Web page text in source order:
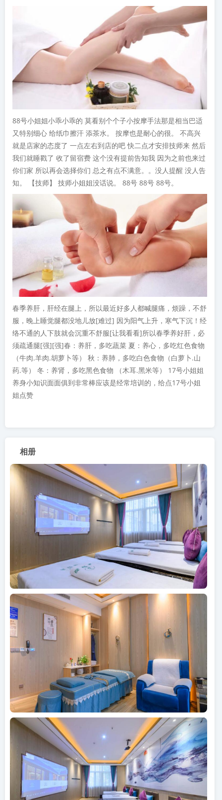
88号小姐姐小乖小乖的 莫看别个个子小按摩手法那是相当巴适
又特别细心 给纸巾擦汗 添茶水。 按摩也是耐心的很。 不高兴
就是店家的态度了 一点左右到店的吧 快二点才安排技师来 然后
我们就睡戳了 收了留宿费 这个没有提前告知我 因为之前也来过
你们家 所以再会选择你们 总之有点不满意。。没人提醒 没人告
知。 【技师】 技师小姐姐没话说。 88号 88号 88号。
春季养肝，肝经在腿上，所以最近好多人都喊腿痛，烦躁，不舒
服，晚上睡觉腿都没地儿放[难过] 因为阳气上升，寒气下沉！经
络不通的人下肢就会沉重不舒服[让我看看]所以春季养好肝，必
须疏通腿[强][强]春：养肝，多吃蔬菜 夏：养心，多吃红色食物
（牛肉.羊肉.胡萝卜等） 秋：养肺，多吃白色食物（白萝卜.山
药.等） 冬：养肾，多吃黑色食物 （木耳.黑米等） 17号小姐姐
养身小知识面面俱到非常棒应该是经常培训的，给点17号小姐
姐点赞
相册